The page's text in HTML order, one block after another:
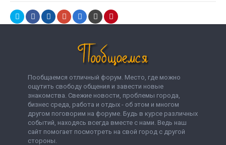
Пообщаемся отличный форум. Место, где можно
ощутить свободу общения и завести новые
знакомства. Свежие новости, проблемы города,
бизнес среда, работа и отдых - об этом и многом
другом поговорим на форуме. Будь в курсе различных
событий, находясь всегда вместе с нами. Ведь наш
сайт помогает посмотреть на свой город с другой
стороны.